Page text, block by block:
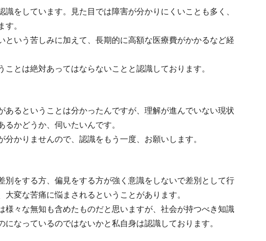
をしています。見た目では障害が分かりにくいことも多く、
。
いう苦しみに加えて、長期的に高額な医療費がかかるなど経
とは絶対あってはならないことと認識しております。
るということは分かったんですが、理解が進んでいない現状
かどうか、伺いたいんです。
かりませんので、認識をもう一度、お願いします。
をする方、偏見をする方が強く意識をしないで差別として行
変な苦痛に悩まされるということがあります。
々な無知も含めたものだと思いますが、社会が持つべき知識
なっているのではないかと私自身は認識しております。